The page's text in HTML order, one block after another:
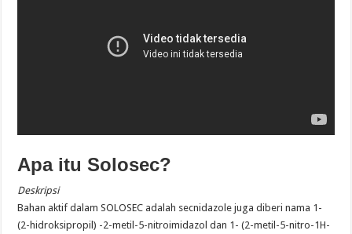
Apa itu Solosec?
Deskripsi
Bahan aktif dalam SOLOSEC adalah secnidazole juga diberi nama 1-
(2-hidroksipropil) -2-metil-5-nitroimidazol dan 1- (2-metil-5-nitro-1H-